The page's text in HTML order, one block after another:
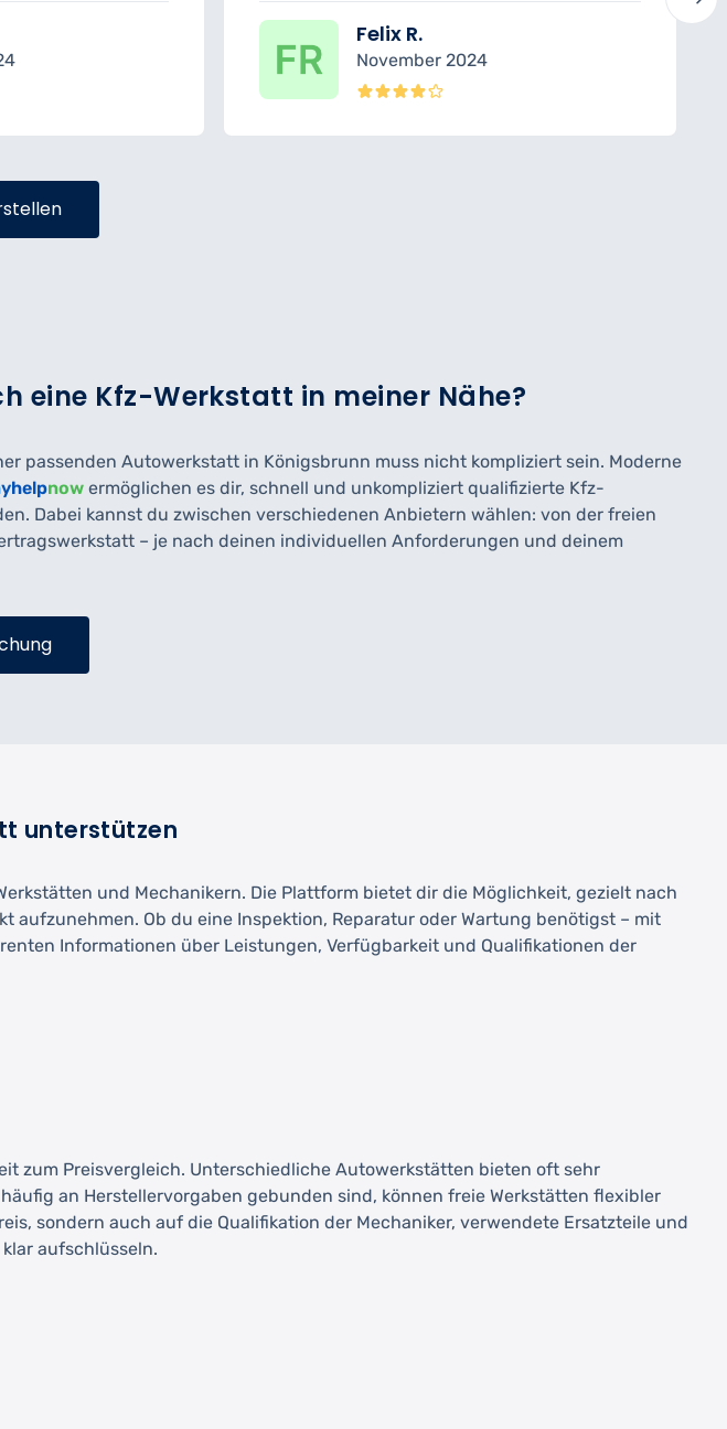
Felix R.
November 2024
eine Kfz-Werkstatt in meiner Nähe?
passenden Autowerkstatt in Königsbrunn muss nicht kompliziert sein. Moderne
now ermöglichen es dir, schnell und unkompliziert qualifizierte Kfz-
Dabei kannst du zwischen verschiedenen Anbietern wählen: von der freien
– je nach deinen individuellen Anforderungen und deinem
unterstützen
und Mechanikern. Die Plattform bietet dir die Möglichkeit, gezielt nach
Ob du eine Inspektion, Reparatur oder Wartung benötigst – mit
Informationen über Leistungen, Verfügbarkeit und Qualifikationen der
zum Preisvergleich. Unterschiedliche Autowerkstätten bieten oft sehr
an Herstellervorgaben gebunden sind, können freie Werkstätten flexibler
sondern auch auf die Qualifikation der Mechaniker, verwendete Ersatzteile und
aufschlüsseln.